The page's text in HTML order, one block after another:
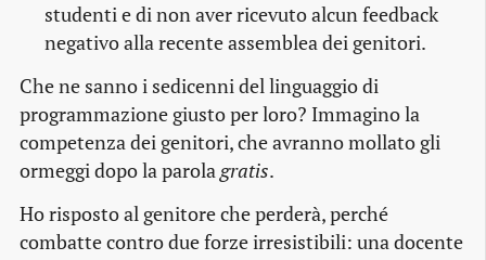
studenti e di non aver ricevuto alcun feedback
negativo alla recente assemblea dei genitori.
Che ne sanno i sedicenni del linguaggio di
programmazione giusto per loro? Immagino la
competenza dei genitori, che avranno mollato gli
ormeggi dopo la parolagratis.
Ho risposto al genitore che perderà, perché
combatte contro due forze irresistibili: una docente